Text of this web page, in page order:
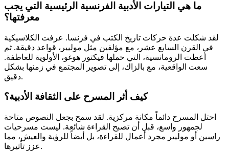
ما هي التيارات الأدبية الفرنسية الرئيسية التي يجب
معرفتها؟
لقد شكلت عدة حركات تاريخ الكتب في فرنسا. عرفت الكلاسيكية
في القرن السابع عشر، مع مؤلفين مثل موليير، قواعد دقيقة. ثم
أعطت الرومانسية، التي حملها فيكتور هوغو، الأولوية للعاطفة.
سعت الواقعية، مع بالزاك، إلى تصوير المجتمع في زمنها بشكل
دقيق.
كيف أثر المسرح على الثقافة الأدبية؟
احتل المسرح دائماً مكانة مركزية. لقد سمح بجعل النصوص متاحة
لجمهور واسع، قبل أن تصبح القراءة شائعة. ليست مسرحيات
راسين أو موليير مجرد أعمال للقراءة، بل أيضاً للرؤية والعيش، مما
عزز تأثيرها.